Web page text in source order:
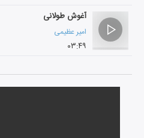
آغوش طولانی
امیر عظیمی
۰۳:۴۹